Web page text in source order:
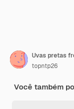
Uvas pretas
topntp26
Você também